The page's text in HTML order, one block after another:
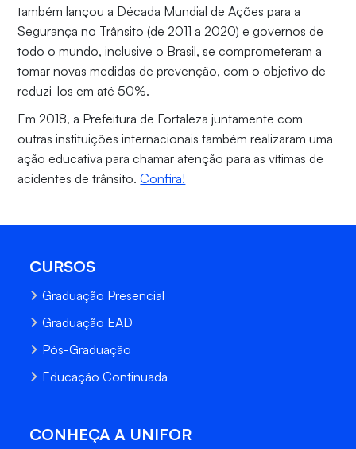
também lançou a Década Mundial de Ações para a
Segurança no Trânsito (de 2011 a 2020) e governos de
todo o mundo, inclusive o Brasil, se comprometeram a
tomar novas medidas de prevenção, com o objetivo de
reduzi-los em até 50%.
Em 2018, a Prefeitura de Fortaleza juntamente com
outras instituições internacionais também realizaram uma
ação educativa para chamar atenção para as vítimas de
acidentes de trânsito.Confira!
CURSOS
Graduação Presencial
Graduação EAD
Pós-Graduação
Educação Continuada
CONHEÇA A UNIFOR